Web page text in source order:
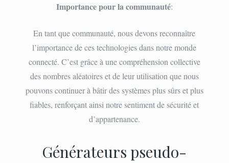
Importance pour la communauté:
En tant que communauté, nous devons reconnaître
l’importance de ces technologies dans notre monde
connecté. C’est grâce à une compréhension collective
des nombres aléatoires et de leur utilisation que nous
pouvons continuer à bâtir des systèmes plus sûrs et plus
fiables, renforçant ainsi notre sentiment de sécurité et
d’appartenance.
Générateurs pseudo-